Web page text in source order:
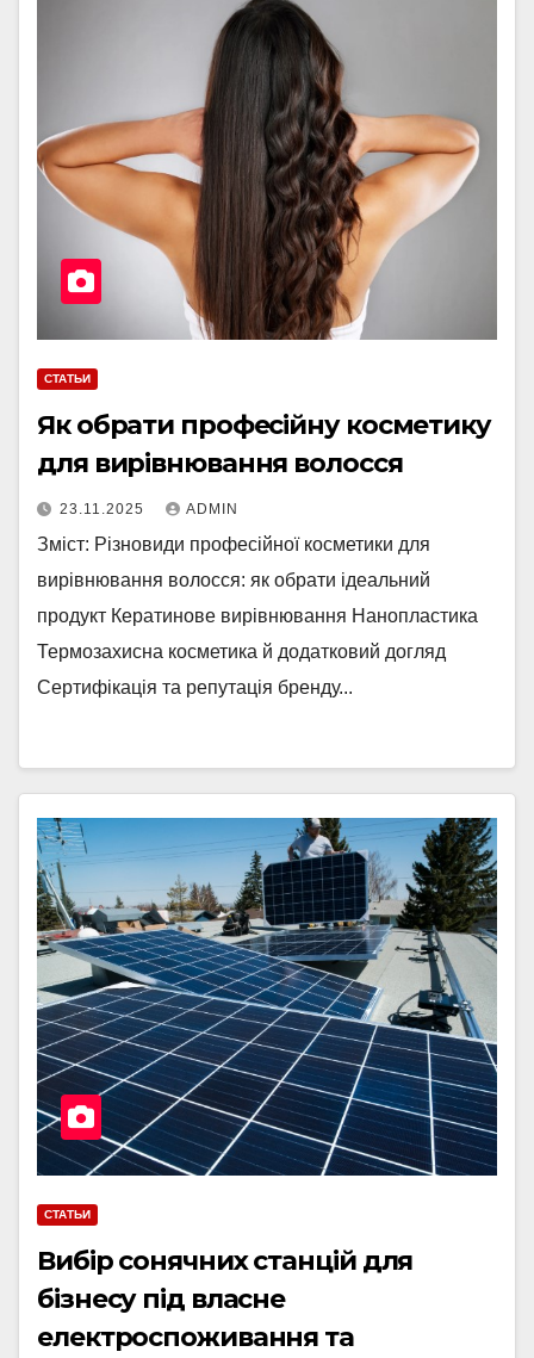
СТАТЬИ
Як обрати професійну косметику
для вирівнювання волосся
23.11.2025 ADMIN
Зміст: Різновиди професійної косметики для
вирівнювання волосся: як обрати ідеальний
продукт Кератинове вирівнювання Нанопластика
Термозахисна косметика й додатковий догляд
Сертифікація та репутація бренду...
СТАТЬИ
Вибір сонячних станцій для
бізнесу під власне
електроспоживання та